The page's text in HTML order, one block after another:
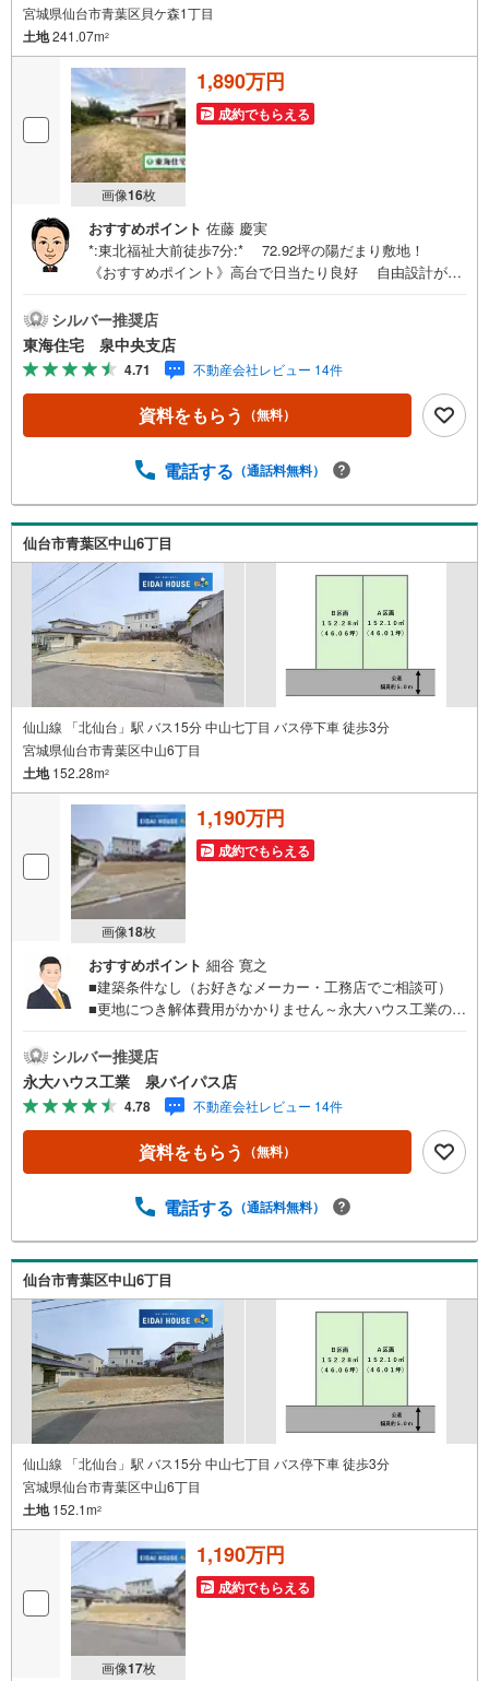
宮城県仙台市青葉区貝ケ森1丁目
土地241.07m2
画像16枚
1,890万円
成約でもらえる
おすすめポイント 佐藤 慶実
*:東北福祉大前徒歩7分:* 72.92坪の陽だまり敷地！
《おすすめポイント》高台で日当たり良好 自由設計が楽
に*…。o〇 《周辺環境》 COOP MIYAGI（コープ ミヤギ）
みやぎ生協 貝ヶ森店徒歩7分 貝ケ森きむら医院徒歩8分 貝
ヶ森中央公園徒歩4分《ご予約・ご案内について》お仕事終
わりや、ご出勤前などの早朝・夜間の営業時間外でもあな
たのご要望に合わせて、ご対応させて頂きます！《ご相
談・ご案内の目安》住宅ローン相談のみ 約30分ご希望の
間 ※1件～3件ご見学の場合 現地お待ち合わせでのご案内
シルバー推奨店
東海住宅 泉中央支店
4.71 不動産会社レビュー 14件
資料をもらう （無料）
電話する （通話料無料）
仙台市青葉区中山6丁目
仙山線 「北仙台」駅 バス15分 中山七丁目 バス停下車 徒歩3分
宮城県仙台市青葉区中山6丁目
土地152.28m2
画像18枚
1,190万円
成約でもらえる
おすすめポイント 細谷 寛之
■建築条件なし（お好きなメーカー・工務店でご相談可）
■更地につき解体費用がかかりません～永大ハウス工業の強
では当社の強みを大きく2つに分けてご紹介！1.＜豊富な不
動産知識＞戸建・マンション・土地...と種別を問わず不動
産を取り扱っております。更に教育施設や商業施設、子育
て環境や行政などの地域情報を総合し、お客様により良い
物件選びをして頂けるよう、しっかりとサポートさせて頂
きます。2.＜経験豊富なスタッフ＞当社では【購入】【売
ご質問はもちろん、ご購入時に気になる住宅ローン各種税
はキッズスペースも完備！お子様連れのご家族様で是非お
越しください。営業時間:10:00～18:00（定休日火・水曜日
※店舗により変動あり）現地のご案内も可能ですので、どう
ぞお気軽にお問い合わせください！
シルバー推奨店
永大ハウス工業 泉バイパス店
4.78 不動産会社レビュー 14件
資料をもらう （無料）
電話する （通話料無料）
仙台市青葉区中山6丁目
仙山線 「北仙台」駅 バス15分 中山七丁目 バス停下車 徒歩3分
宮城県仙台市青葉区中山6丁目
土地152.1m2
画像17枚
1,190万円
成約でもらえる